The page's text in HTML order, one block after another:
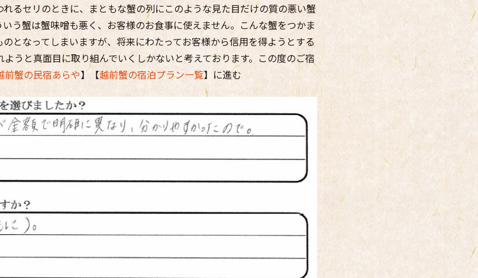
るセリのときに、まともな蟹の列にこのような見た目だけの質の悪い蟹
う蟹は蟹味噌も悪く、お客様のお食事に使えません。こんな蟹をつかま
となってしまいますが、将来にわたってお客様から信用を得ようとする
うと真面目に取り組んでいくしかないと考えております。この度のご宿
前蟹の民宿あらや】【越前蟹の宿泊プラン一覧】に進む